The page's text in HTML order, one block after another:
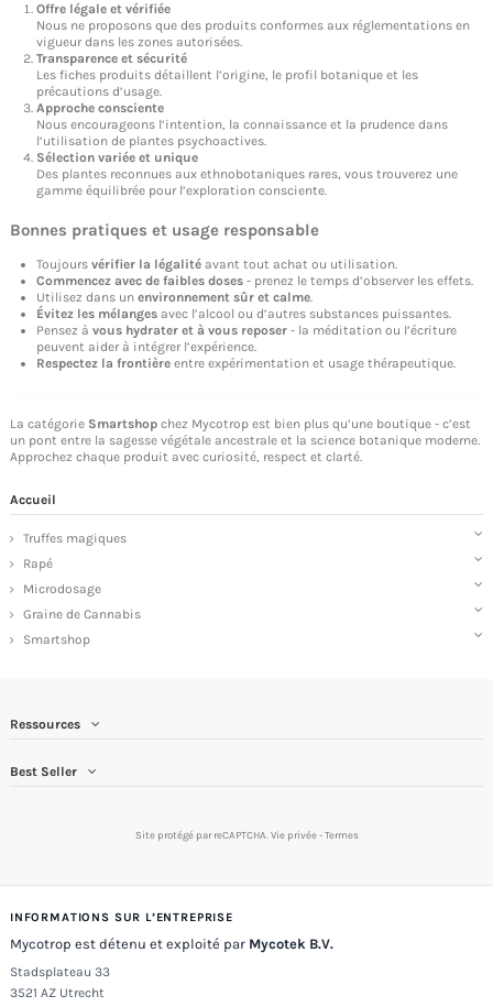
Offre légale et vérifiée
Nous ne proposons que des produits conformes aux réglementations en
vigueur dans les zones autorisées.
Transparence et sécurité
Les fiches produits détaillent l’origine, le profil botanique et les
précautions d’usage.
Approche consciente
Nous encourageons l’intention, la connaissance et la prudence dans
l’utilisation de plantes psychoactives.
Sélection variée et unique
Des plantes reconnues aux ethnobotaniques rares, vous trouverez une
gamme équilibrée pour l’exploration consciente.
Bonnes pratiques et usage responsable
Toujours vérifier la légalité avant tout achat ou utilisation.
Commencez avec de faibles doses - prenez le temps d’observer les effets.
Utilisez dans un environnement sûr et calme.
Évitez les mélanges avec l’alcool ou d’autres substances puissantes.
Pensez à vous hydrater et à vous reposer - la méditation ou l’écriture
peuvent aider à intégrer l’expérience.
Respectez la frontière entre expérimentation et usage thérapeutique.
La catégorie Smartshop chez Mycotrop est bien plus qu’une boutique - c’est
un pont entre la sagesse végétale ancestrale et la science botanique moderne.
Approchez chaque produit avec curiosité, respect et clarté.
Accueil
Truffes magiques
Rapé
Microdosage
Graine de Cannabis
Smartshop
Ressources
Best Seller
Site protégé par reCAPTCHA.Vie privée-Termes
INFORMATIONS SUR L’ENTREPRISE
Mycotrop est détenu et exploité par Mycotek B.V.
Stadsplateau 33
3521 AZ Utrecht